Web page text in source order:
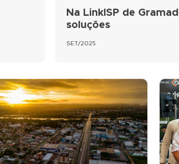
Na LinkISP de
soluções
SET/2025